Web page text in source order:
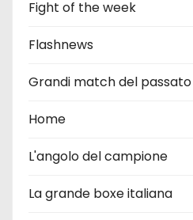
Fight of the week
Flashnews
Grandi match del passato
Home
L'angolo del campione
La grande boxe italiana